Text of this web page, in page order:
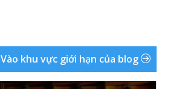
Vào khu vực giới hạn của blog